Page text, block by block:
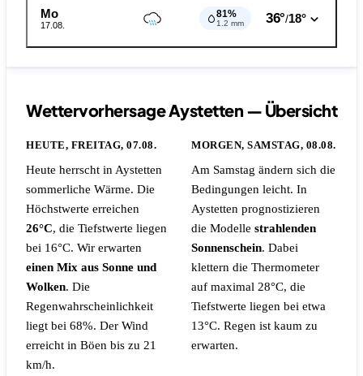
Mo
17.08.
81%
1.2 mm 36°/18°
Wettervorhersage Aystetten — Übersicht
HEUTE, FREITAG, 07.08.
Heute herrscht in Aystetten
sommerliche Wärme. Die
Höchstwerte erreichen
26°C, die Tiefstwerte liegen
bei 16°C. Wir erwarten
einen Mix aus Sonne und
Wolken. Die
Regenwahrscheinlichkeit
liegt bei 68%. Der Wind
erreicht in Böen bis zu 21
km/h.
MORGEN, SAMSTAG, 08.08.
Am Samstag ändern sich die
Bedingungen leicht. In
Aystetten prognostizieren
die Modelle strahlenden
Sonnenschein. Dabei
klettern die Thermometer
auf maximal 28°C, die
Tiefstwerte liegen bei etwa
13°C. Regen ist kaum zu
erwarten.